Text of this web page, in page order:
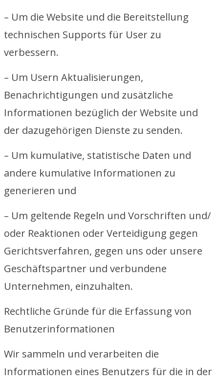
– Um die Website und die Bereitstellung
technischen Supports für User zu
verbessern.
– Um Usern Aktualisierungen,
Benachrichtigungen und zusätzliche
Informationen bezüglich der Website und
der dazugehörigen Dienste zu senden.
– Um kumulative, statistische Daten und
andere kumulative Informationen zu
generieren und
– Um geltende Regeln und Vorschriften und/
oder Reaktionen oder Verteidigung gegen
Gerichtsverfahren, gegen uns oder unsere
Geschäftspartner und verbundene
Unternehmen, einzuhalten.
Rechtliche Gründe für die Erfassung von
Benutzerinformationen
Wir sammeln und verarbeiten die
Informationen eines Benutzers für die in der